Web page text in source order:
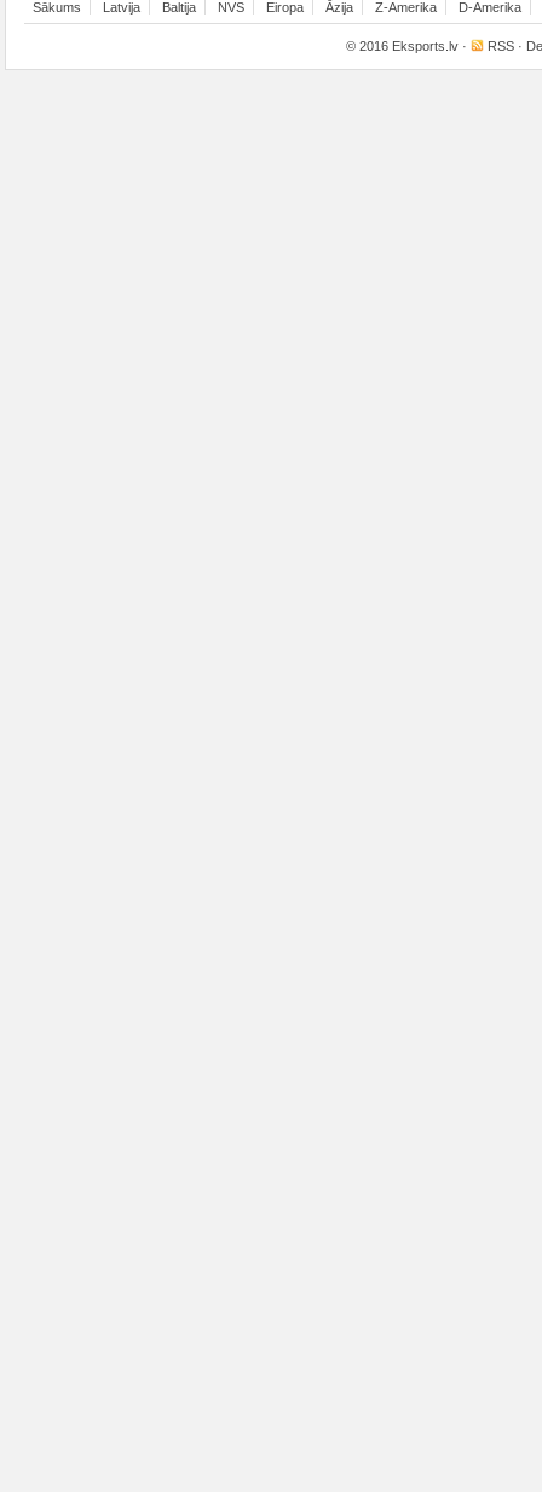
Sākums Latvija Baltija NVS Eiropa Āzija Z-Amerika D-Amerika
© 2016 Eksports.lv · RSS ·